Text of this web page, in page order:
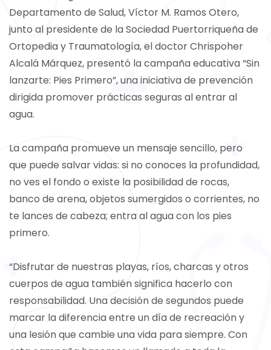
Departamento de Salud, Víctor M. Ramos Otero,
junto al presidente de la Sociedad Puertorriqueña de
Ortopedia y Traumatología, el doctor Chrispoher
Alcalá Márquez, presentó la campaña educativa “Sin
lanzarte: Pies Primero”, una iniciativa de prevención
dirigida promover prácticas seguras al entrar al
agua.
La campaña promueve un mensaje sencillo, pero
que puede salvar vidas: si no conoces la profundidad,
no ves el fondo o existe la posibilidad de rocas,
banco de arena, objetos sumergidos o corrientes, no
te lances de cabeza; entra al agua con los pies
primero.
“Disfrutar de nuestras playas, ríos, charcas y otros
cuerpos de agua también significa hacerlo con
responsabilidad. Una decisión de segundos puede
marcar la diferencia entre un día de recreación y
una lesión que cambie una vida para siempre. Con